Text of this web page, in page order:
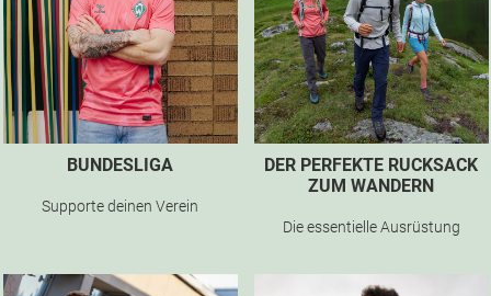
BUNDESLIGA
Supporte deinen Verein
DER PERFEKTE RUCKSACK
ZUM WANDERN
Die essentielle Ausrüstung